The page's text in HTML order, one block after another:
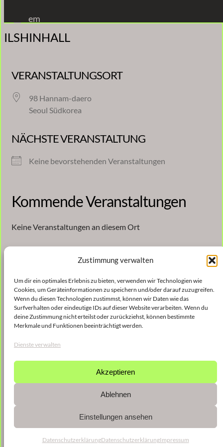
Zustimmung verwalten
Um dir ein optimales Erlebnis zu bieten, verwenden wir Technologien wie
Cookies, um Geräteinformationen zu speichern und/oder darauf zuzugreifen.
Wenn du diesen Technologien zustimmst, können wir Daten wie das
Surfverhalten oder eindeutige IDs auf dieser Website verarbeiten. Wenn du
deine Zustimmung nicht erteilst oder zurückziehst, können bestimmte
Merkmale und Funktionen beeinträchtigt werden.
Dienste verwalten
Akzeptieren
Ablehnen
Einstellungen ansehen
DatenschutzerklärungDatenschutzerklärungImpressum
Inhalt
springen
em
ILSHINHALL
VERANSTALTUNGSORT
98 Hannam-daero
Seoul Südkorea
NÄCHSTE VERANSTALTUNG
Keine bevorstehenden Veranstaltungen
Kommende Veranstaltungen
Keine Veranstaltungen an diesem Ort
Veröffentlicht 30. Oktober 2024 in